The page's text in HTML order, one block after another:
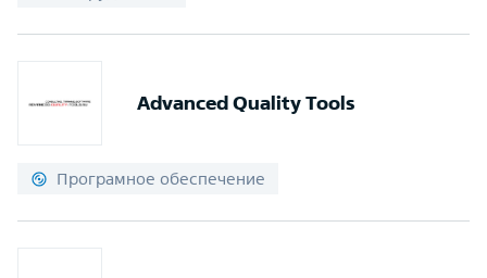
Advanced Quality Tools
Програмное обеспечение